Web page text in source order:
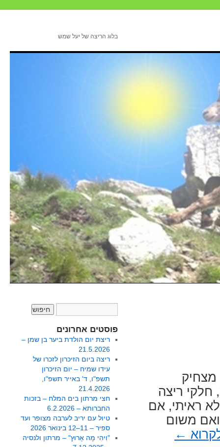
בלוג הריצה של יעל שמש
חלקי ריצה
ראיתי, אם
משום
←
פוסטים אחרונים
ריצת יום הולדת ביער בן שמן –
21.5.2026
ריצה ביום הזיכרון לזכרו של
עידו שמיח – יום הזיכרון
תשפ"ו, ד' באייר תשפ"ו,
21.4.2026
חצי מרתון בים המלח – בזכות
החברותא – 6.2.2026
טיול עם יריב לערבה מצופר ועד
ספיר – 11–12 בינואר 2026
"וִיהִי מָה אָרוּץ" – מרתון ולנסיה